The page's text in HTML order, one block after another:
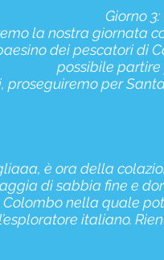
Giorno
la nostra giornata
dei pescatori di
possibile partire
proseguiremo per
è ora della
di sabbia fine e
Colombo nella quale
italiano.